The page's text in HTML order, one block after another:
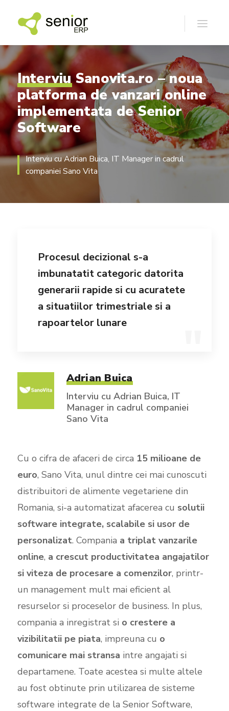
Interviu Sanovita.ro – noua
platforma de vanzari online
implementata de Senior
Software
Interviu cu Adrian Buica, IT Manager in cadrul
companiei Sano Vita
Procesul decizional s-a
imbunatatit categoric datorita
generarii rapide si cu acuratete
a situatiilor trimestriale si a
rapoartelor lunare
Adrian Buica
Interviu cu Adrian Buica, IT
Manager in cadrul companiei
Sano Vita
Cu o cifra de afaceri de circa 15 milioane de
euro, Sano Vita, unul dintre cei mai cunoscuti
distribuitori de alimente vegetariene din
Romania, si-a automatizat afacerea cu solutii
software integrate, scalabile si usor de
personalizat. Compania a triplat vanzarile
online, a crescut productivitatea angajatilor
si viteza de procesare a comenzilor, printr-
un management mult mai eficient al
resurselor si proceselor de business. In plus,
compania a inregistrat si o crestere a
vizibilitatii pe piata, impreuna cu o
comunicare mai stransa intre angajati si
departamene. Toate acestea si multe altele
au fost obtinute prin utilizarea de sisteme
software integrate de la Senior Software,